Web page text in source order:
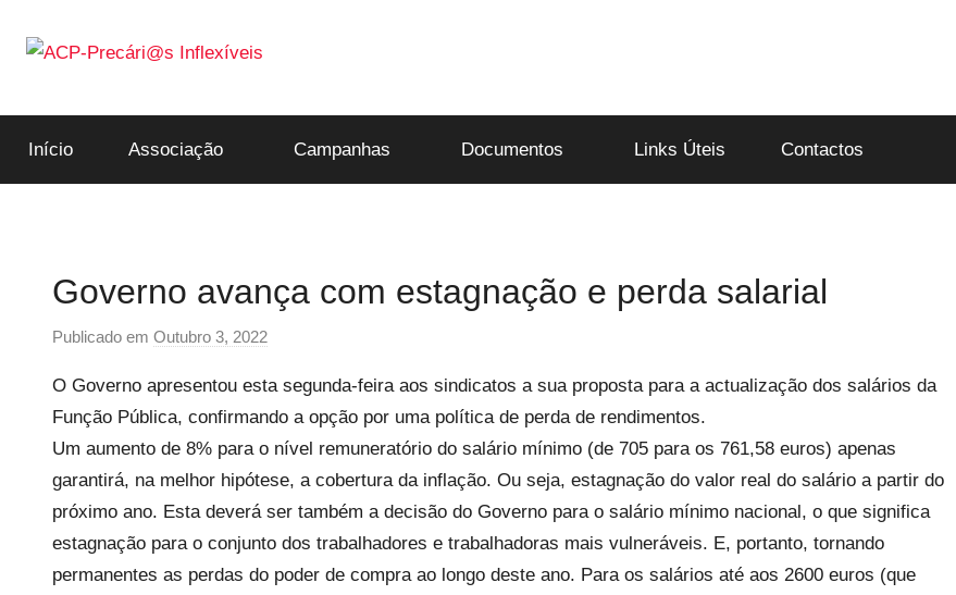
para
ACP-
Precári@s
Início Associação Campanhas Documentos Links Úteis Contactos
Governo avança com estagnação e perda salarial
Publicado em Outubro 3, 2022
r
P
r
e
c
O Governo apresentou esta segunda-feira aos sindicatos a sua proposta para a actualização dos salários da
Função Pública, confirmando a opção por uma política de perda de rendimentos.
Um aumento de 8% para o nível remuneratório do salário mínimo (de 705 para os 761,58 euros) apenas
garantirá, na melhor hipótese, a cobertura da inflação. Ou seja, estagnação do valor real do salário a partir do
próximo ano. Esta deverá ser também a decisão do Governo para o salário mínimo nacional, o que significa
estagnação para o conjunto dos trabalhadores e trabalhadoras mais vulneráveis. E, portanto, tornando
permanentes as perdas do poder de compra ao longo deste ano. Para os salários até aos 2600 euros (que